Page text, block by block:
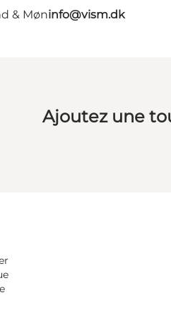
& Møninfo@vism.dk
Ajoutez une